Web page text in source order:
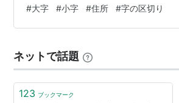
字」「字」とは何か？ これらが付いて
区切るのか？省略することは可能なの
意味があるの？ 大字とは？ 小字とは
示と登記簿上の住所の違いは？ 住居表
中で、どのように区…
#大字 #小字 #住所 #字の区切り
ネットで話題
123 ブックマーク